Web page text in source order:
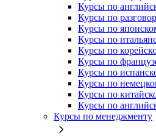
Курсы по
Курсы по
Курсы по
Курсы по
Курсы по
Курсы по
Курсы по
Курсы по
Курсы по
Курсы по
Курсы по менеджменту